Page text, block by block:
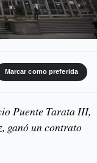
Marcar como preferida
Puente Tarata III,
ganó un contrato